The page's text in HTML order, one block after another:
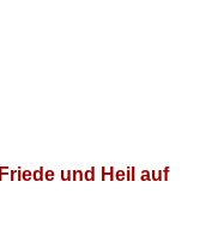
und Heil auf